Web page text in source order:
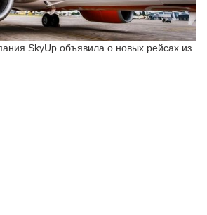
SkyUp объявила о новых рейсах из